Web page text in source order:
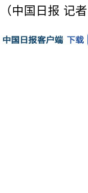
（中国日报 记